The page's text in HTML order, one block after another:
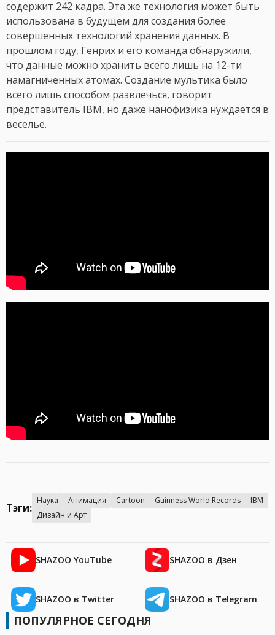
содержит 242 кадра. Эта же технология может быть
использована в будущем для создания более
совершенных технологий хранения данных. В
прошлом году, Генрих и его команда обнаружили,
что данные можно хранить всего лишь на 12-ти
намагниченных атомах. Создание мультика было
всего лишь способом развлечься, говорит
представитель IBM, но даже нанофизика нуждается в
веселье.
Тэги:
Наука Анимация Cartoon Guinness World Records
IBM
Дизайн и Арт
SHAZOO YouTube SHAZOO в Дзен
SHAZOO в Twitter SHAZOO в Telegram
ПОПУЛЯРНОЕ СЕГОДНЯ